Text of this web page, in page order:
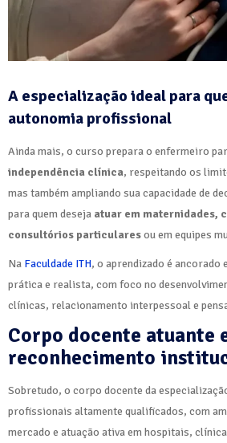
A especialização ideal para
autonomia profissional
Ainda mais, o curso prepara o enfermeiro
independência clínica, respeitando os
mas também ampliando sua capacidade de
para quem deseja atuar em maternidades,
consultórios particularesou em equipes
Na Faculdade ITH, o aprendizado é ancorado
prática e realista, com foco no
clínicas, relacionamento interpessoal e
Corpo docente atuante
reconhecimento
Sobretudo, o corpo docente da
profissionais altamente qualificados, com
mercado e atuação ativa em hospitais,